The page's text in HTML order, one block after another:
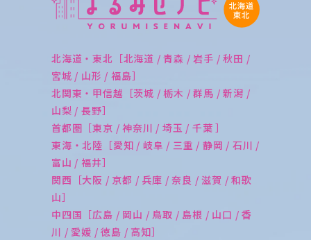
北海道・東北［北海道 / 青森 / 岩手 / 秋田 /
宮城 / 山形 / 福島］
北関東・甲信越［茨城 / 栃木 / 群馬 / 新潟 /
山梨 / 長野］
首都圏［東京 / 神奈川 / 埼玉 / 千葉 ］
東海・北陸［愛知 / 岐阜 / 三重 / 静岡 / 石川 /
富山 / 福井］
関西［大阪 / 京都 / 兵庫 / 奈良 / 滋賀 / 和歌
山］
中四国［広島 / 岡山 / 鳥取 / 島根 / 山口 / 香
川 / 愛媛 / 徳島 / 高知］